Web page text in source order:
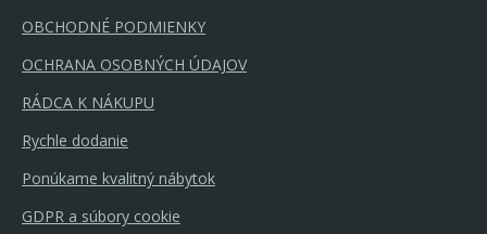
OBCHODNÉ PODMIENKY
OCHRANA OSOBNÝCH ÚDAJOV
RÁDCA K NÁKUPU
Rychle dodanie
Ponúkame kvalitný nábytok
GDPR a súbory cookie